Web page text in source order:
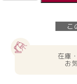
こ
在庫
お